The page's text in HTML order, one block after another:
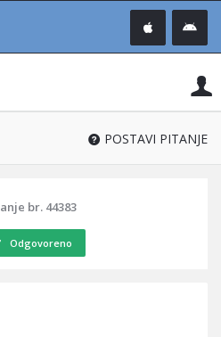
®
POSTAVI PITANJE
br. 44383
Odgovoreno